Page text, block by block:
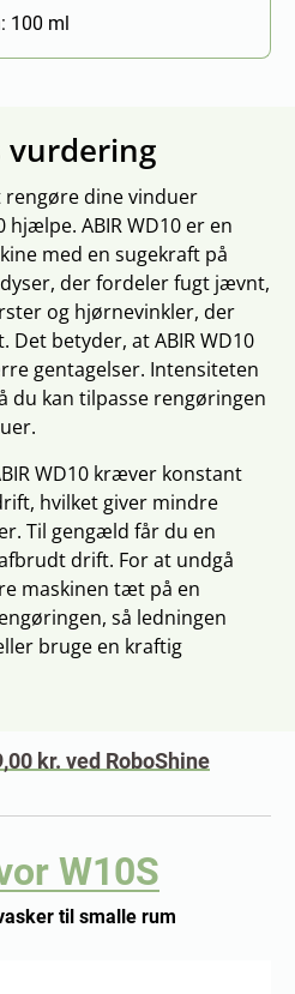
100 ml
vurdering
dine vinduer
hjælpe. ABIR WD10 er en
med en sugekraft på
dyser, der fordeler fugt jævnt,
og hjørnevinkler, der
betyder, at ABIR WD10
gentagelser. Intensiteten
du kan tilpasse rengøringen
WD10 kræver konstant
hvilket giver mindre
Til gengæld får du en
drift. For at undgå
maskinen tæt på en
så ledningen
bruge en kraftig
kr. ved RoboShine
W10S
til smalle rum